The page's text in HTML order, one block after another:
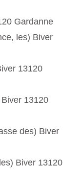
Gardanne
les) Biver
13120
13120
des) Biver
Biver 13120